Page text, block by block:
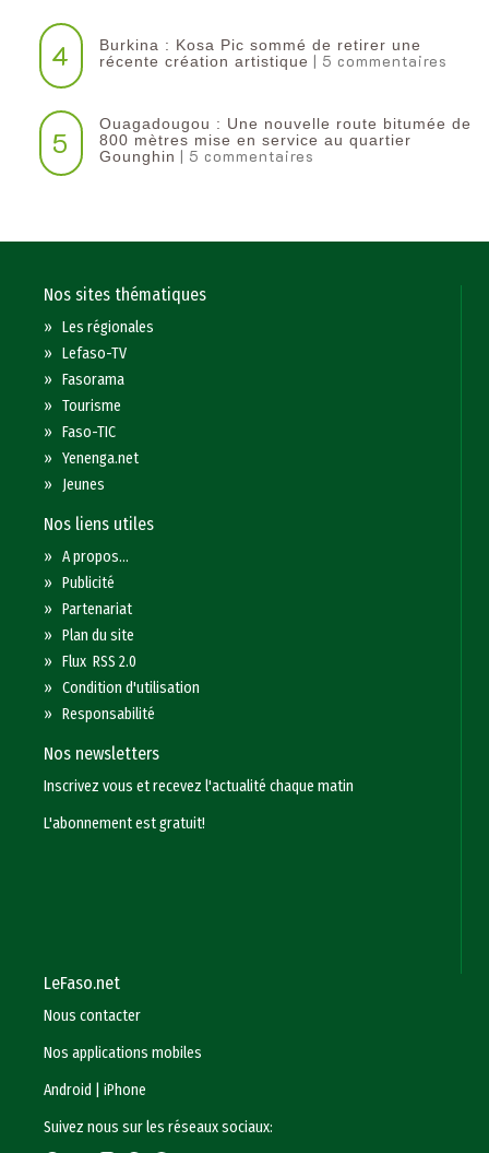
4
Burkina : Kosa Pic sommé de retirer une
récente création artistique | 5 commentaires
5
Ouagadougou : Une nouvelle route bitumée de
800 mètres mise en service au quartier
Gounghin | 5 commentaires
Nos sites thématiques
»Les régionales
»Lefaso-TV
»Fasorama
»Tourisme
»Faso-TIC
»Yenenga.net
» Jeunes
Nos liens utiles
»A propos...
»Publicité
»Partenariat
»Plan du site
»Flux RSS 2.0
»Condition d'utilisation
»Responsabilité
Nos newsletters
Inscrivez vous et recevez l'actualité chaque matin
L'abonnement est gratuit!
LeFaso.net
Nous contacter
Nos applications mobiles
Android
|iPhone
Suivez nous sur les réseaux sociaux: